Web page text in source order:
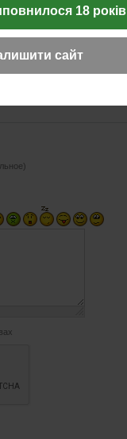
18 років
сайт